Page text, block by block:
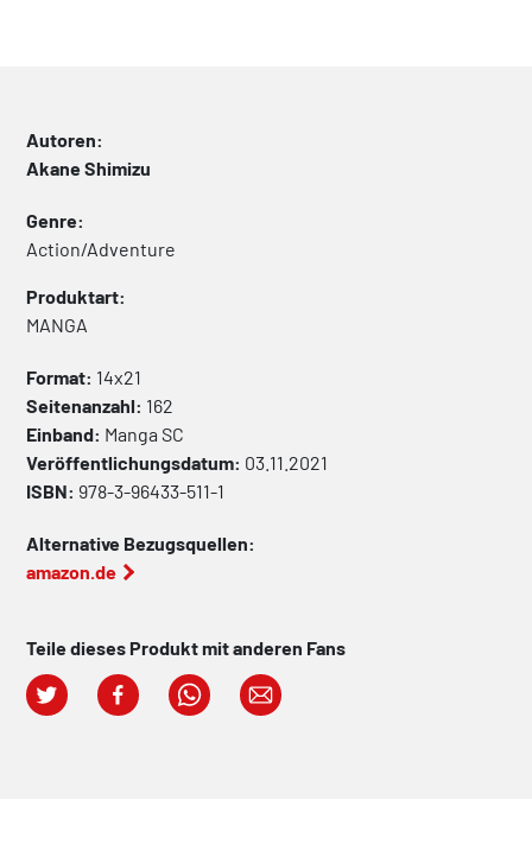
Autoren:
Akane Shimizu
Genre:
Action/Adventure
Produktart:
MANGA
Format: 14x21
Seitenanzahl: 162
Einband: Manga SC
Veröffentlichungsdatum: 03.11.2021
ISBN: 978-3-96433-511-1
Alternative Bezugsquellen:
amazon.de
Teile dieses Produkt mit anderen Fans